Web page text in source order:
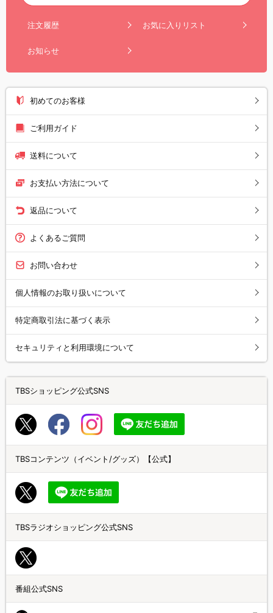
注文履歴 お気に入りリスト
お知らせ
初めてのお客様
ご利用ガイド
送料について
お支払い方法について
返品について
よくあるご質問
お問い合わせ
個人情報のお取り扱いについて
特定商取引法に基づく表示
セキュリティと利用環境について
TBSショッピング公式SNS
TBSコンテンツ（イベント/グッズ）【公式】
TBSラジオショッピング公式SNS
番組公式SNS